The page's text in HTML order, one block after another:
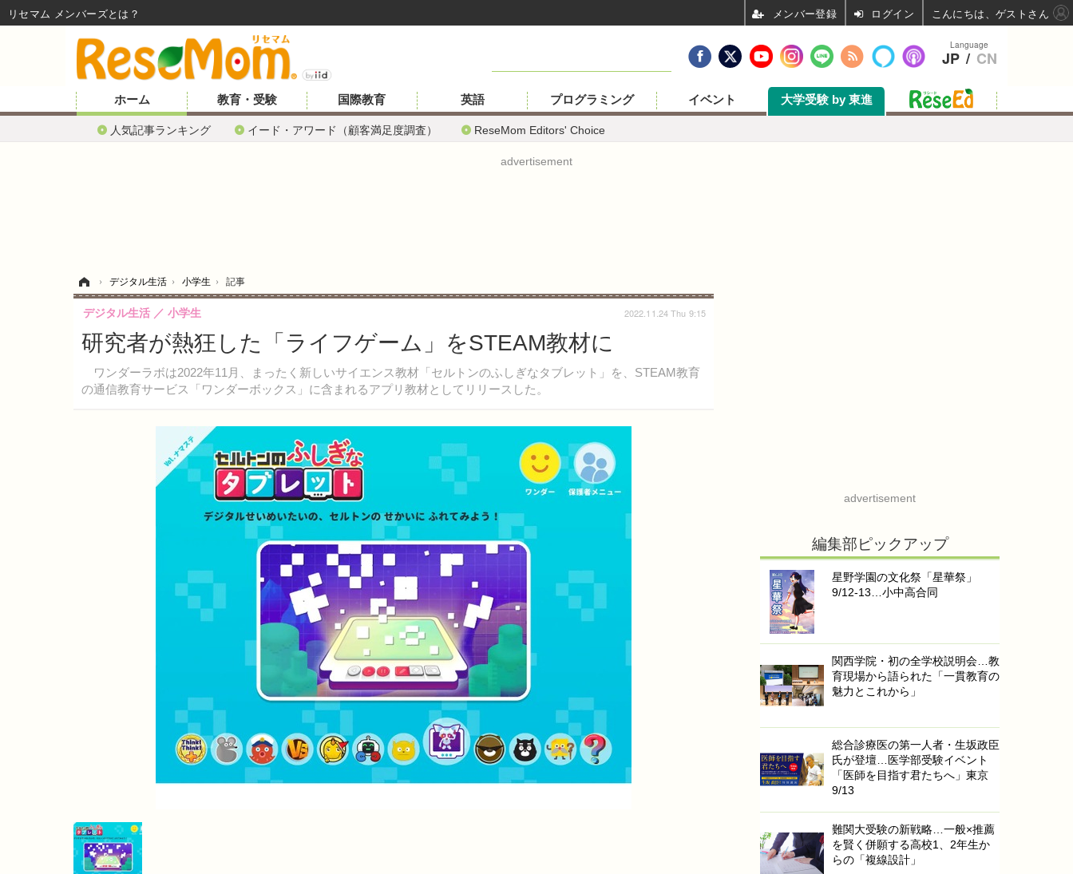
ホーム
人気記事ランキング イード・アワード（顧客満足度調査） ReseMom Editors' Choice
教育・受験 国際教育 英語 プログラミング イベント 大学受験 by 東進
advertisement
› デジタル生活 › 小学生 › 記事
研究者が熱狂した「ライフゲーム」をSTEAM教材に
ワンダーラボは2022年11月、まったく新しいサイエンス教材「セルトンのふしぎなタブレット」を、STEAM教育
の通信教育サービス「ワンダーボックス」に含まれるアプリ教材としてリリースした。
デジタル生活 小学生 2022.11.24 Thu 9:15
advertisement
編集部ピックアップ
星野学園の文化祭「星華祭」
9/12-13…小中高合同
関西学院・初の全学校説明会…教
育現場から語られた「一貫教育の
魅力とこれから」
総合診療医の第一人者・生坂政臣
氏が登壇…医学部受験イベント
「医師を目指す君たちへ」東京
9/13
難関大受験の新戦略…一般×推薦
を賢く併願する高校1、2年生か
らの「複線設計」
Language
JP / CN
リセマム メンバーズ ログイン こんにちは、ゲストさん